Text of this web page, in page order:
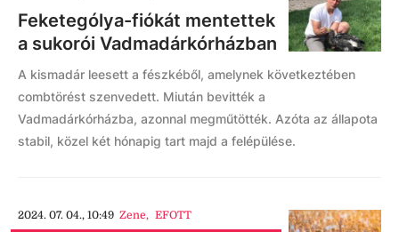
Feketególya-fiókát mentettek
a sukorói Vadmadárkórházban
A kismadár leesett a fészkéből, amelynek következtében
combtörést szenvedett. Miután bevitték a
Vadmadárkórházba, azonnal megműtötték. Azóta az állapota
stabil, közel két hónapig tart majd a felépülése.
2024. 07. 04., 10:49 Zene, EFOTT